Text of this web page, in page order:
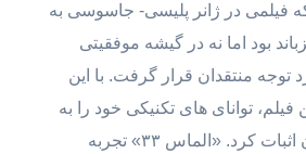
فیلمی در ژانر پلیسی- جاسوسی به
بود اما نه در گیشه موفقیتی
منتقدان قرار گرفت. با این
توانای‌ های تکنیکی خود را به
عنوان یک کارگردان اثبات کرد. «الماس ۳۳» تجربه